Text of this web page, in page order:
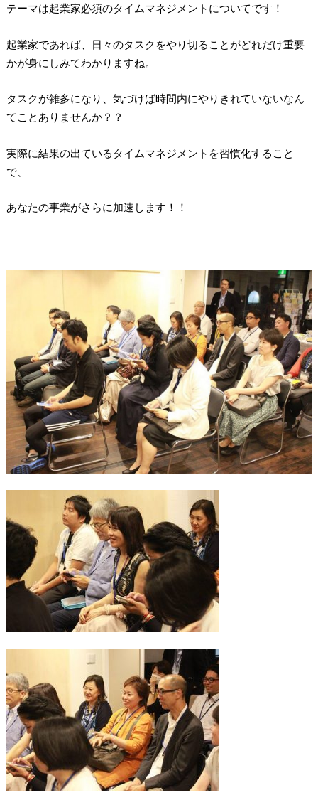
テーマは起業家必須のタイムマネジメントについてです！
起業家であれば、日々のタスクをやり切ることがどれだけ重要
かが身にしみてわかりますね。
タスクが雑多になり、気づけば時間内にやりきれていないなん
てことありませんか？？
実際に結果の出ているタイムマネジメントを習慣化すること
で、
あなたの事業がさらに加速します！！